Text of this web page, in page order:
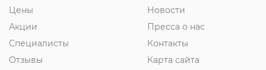
Цены
Акции
Специалисты
Отзывы
Новости
Пресса о нас
Контакты
Карта сайта